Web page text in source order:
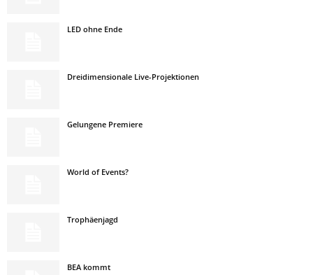
LED ohne Ende
Dreidimensionale Live-Projektionen
Gelungene Premiere
World of Events?
Trophäenjagd
BEA kommt